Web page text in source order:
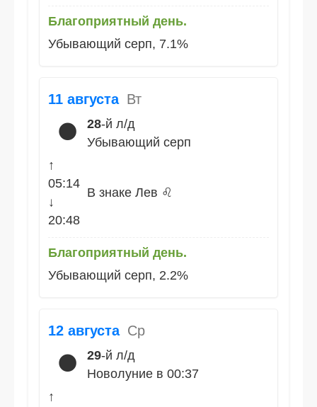
Благоприятный день.
Убывающий серп, 7.1%
11 августа Вт
🌑 28-й л/д
Убывающий серп
↑
05:14
↓
20:48
В знаке Лев ♌
Благоприятный день.
Убывающий серп, 2.2%
12 августа Ср
🌑 29-й л/д
Новолуние в 00:37
↑